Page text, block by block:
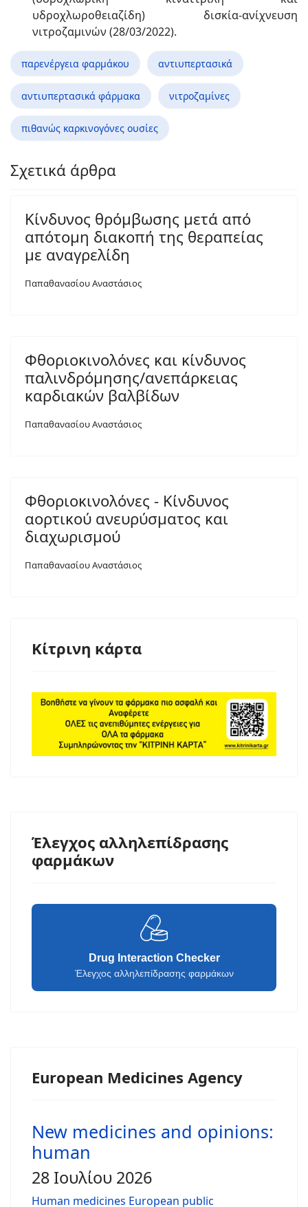
υδροχλωροθειαζίδη) δισκία-ανίχνευση
νιτροζαμινών (28/03/2022).
παρενέργεια φαρμάκου αντιυπερτασικά
αντιυπερτασικά φάρμακα νιτροζαμίνες
πιθανώς καρκινογόνες ουσίες
Σχετικά άρθρα
Κίνδυνος θρόμβωσης μετά από
απότομη διακοπή της θεραπείας
με αναγρελίδη
Παπαθανασίου Αναστάσιος
Φθοριοκινολόνες και κίνδυνος
παλινδρόμησης/ανεπάρκειας
καρδιακών βαλβίδων
Παπαθανασίου Αναστάσιος
Φθοριοκινολόνες - Κίνδυνος
αορτικού ανευρύσματος και
διαχωρισμού
Παπαθανασίου Αναστάσιος
Κίτρινη κάρτα
Έλεγχος αλληλεπίδρασης
φαρμάκων
Drug Interaction Checker
Έλεγχος αλληλεπίδρασης φαρμάκων
European Medicines Agency
New medicines and opinions:
human
28 Ιουλίου 2026
Human medicines European public